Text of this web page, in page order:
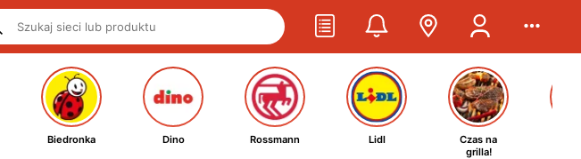
Biedronka Dino Rossmann Lidl
Czas na
grilla!